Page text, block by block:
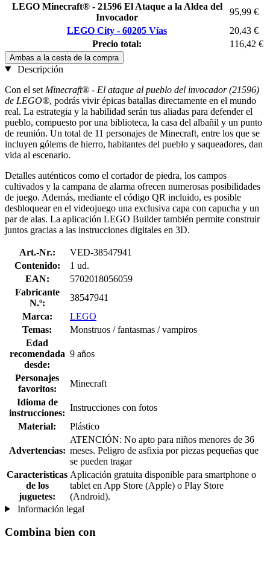
LEGO Minecraft® - 21596 El Ataque a la Aldea del
Invocador
95,99 €
LEGO City - 60205 Vías
20,43 €
Precio total:
116,42 €
Ambas a la cesta de la compra
Descripción
Con el set Minecraft® - El ataque al pueblo del invocador (21596)
de LEGO®, podrás vivir épicas batallas directamente en el mundo
real. La estrategia y la habilidad serán tus aliadas para defender el
pueblo, compuesto por una biblioteca, la casa del albañil y un punto
de reunión. Un total de 11 personajes de Minecraft, entre los que se
incluyen gólems de hierro, habitantes del pueblo y saqueadores, dan
vida al escenario.
Detalles auténticos como el cortador de piedra, los campos
cultivados y la campana de alarma ofrecen numerosas posibilidades
de juego. Además, mediante el código QR incluido, es posible
desbloquear en el videojuego una exclusiva capa con capucha y un
par de alas. La aplicación LEGO Builder también permite construir
juntos gracias a las instrucciones digitales en 3D.
Art.-Nr.:
VED-38547941
Contenido:
1 ud.
EAN:
5702018056059
Fabricante
N.º:
38547941
Marca:
LEGO
Temas:
Monstruos / fantasmas / vampiros
Edad
recomendada
desde:
9 años
Personajes
favoritos:
Minecraft
Idioma de
instrucciones:
Instrucciones con fotos
Material:
Plástico
Advertencias:
ATENCIÓN: No apto para niños menores de 36
meses. Peligro de asfixia por piezas pequeñas que
se pueden tragar
Caracteristicas
de los
juguetes:
Aplicación gratuita disponible para smartphone o
tablet en App Store (Apple) o Play Store
(Android).
Información legal
Combina bien con